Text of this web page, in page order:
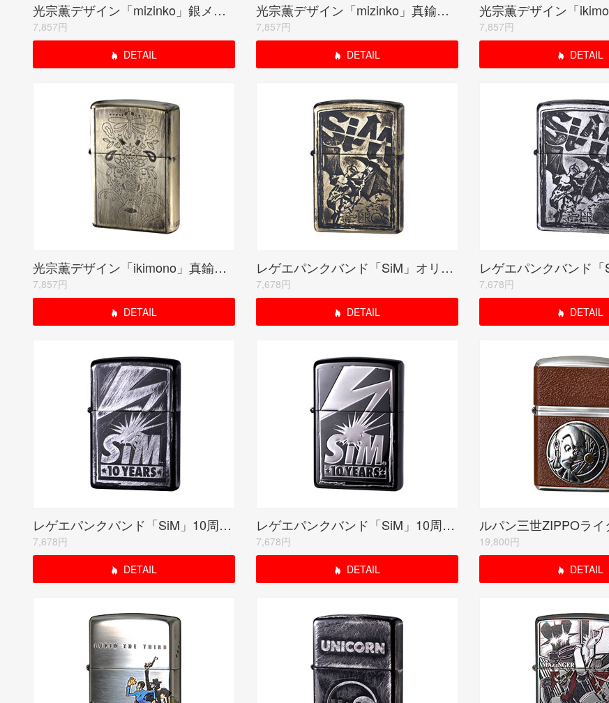
光宗薫デザイン「mizinko」銀メッキユーズド仕上げ シリアルナンバー入り受注限定品
7,857円
DETAIL
光宗薫デザイン「mizinko」真鍮メッキユーズド仕上げ シリアルナンバー入り受注限定品
7,857円
DETAIL
7,857円
DETAIL
光宗薫デザイン「ikimono」真鍮メッキユーズド仕上げ シリアルナンバー入り受注限定品
7,857円
DETAIL
レゲエパンクバンド「SiM」オリジナル 【EROS】 ブラスプレート
7,678円
DETAIL
7,678円
DETAIL
レゲエパンクバンド「SiM」10周年記念モデル【10YEARS】ユーズドブラック
7,678円
DETAIL
レゲエパンクバンド「SiM」10周年記念モデル【10YEARS】ミラーブラック
7,678円
DETAIL
19,800円
DETAIL